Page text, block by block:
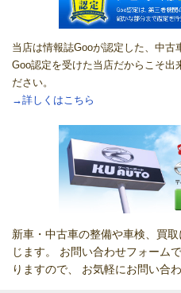
当店は情報誌Gooが認定した、中古
Goo認定を受けた当店だからこそ出
ださい。
→詳しくはこちら
新車・中古車の整備や車検、買
じます。 お問い合わせフォーム
りますので、 お気軽にお問い合